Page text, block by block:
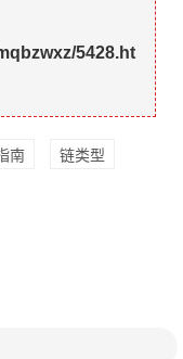
5428.ht
南 链类型